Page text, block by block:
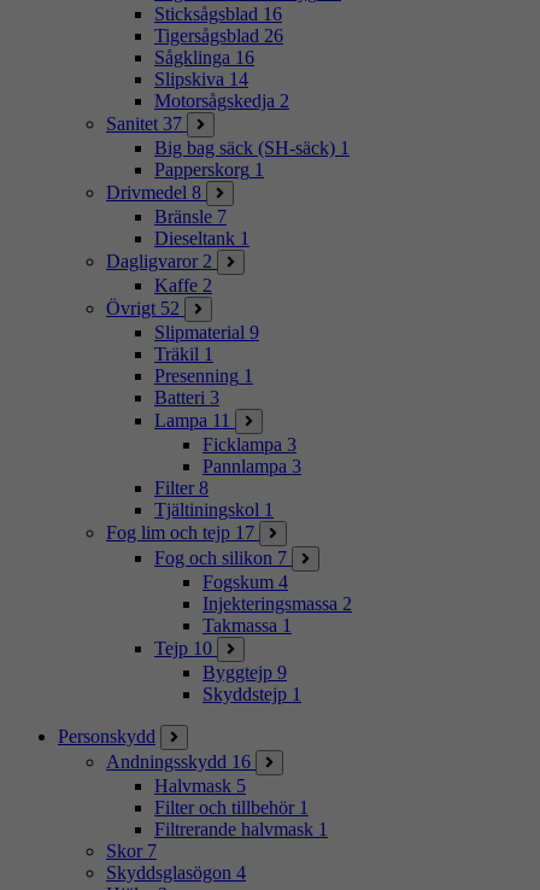
Sticksågsblad 16
Tigersågsblad 26
Sågklinga 16
Slipskiva 14
Motorsågskedja 2
Sanitet 37
Big bag säck (SH-säck) 1
Papperskorg 1
Drivmedel 8
Bränsle 7
Dieseltank 1
Dagligvaror 2
Kaffe 2
Övrigt 52
Slipmaterial 9
Träkil 1
Presenning 1
Batteri 3
Lampa 11
Ficklampa 3
Pannlampa 3
Filter 8
Tjältiningskol 1
Fog lim och tejp 17
Fog och silikon 7
Fogskum 4
Injekteringsmassa 2
Takmassa 1
Tejp 10
Byggtejp 9
Skyddstejp 1
Personskydd
Andningsskydd 16
Halvmask 5
Filter och tillbehör 1
Filtrerande halvmask 1
Skor 7
Skyddsglasögon 4